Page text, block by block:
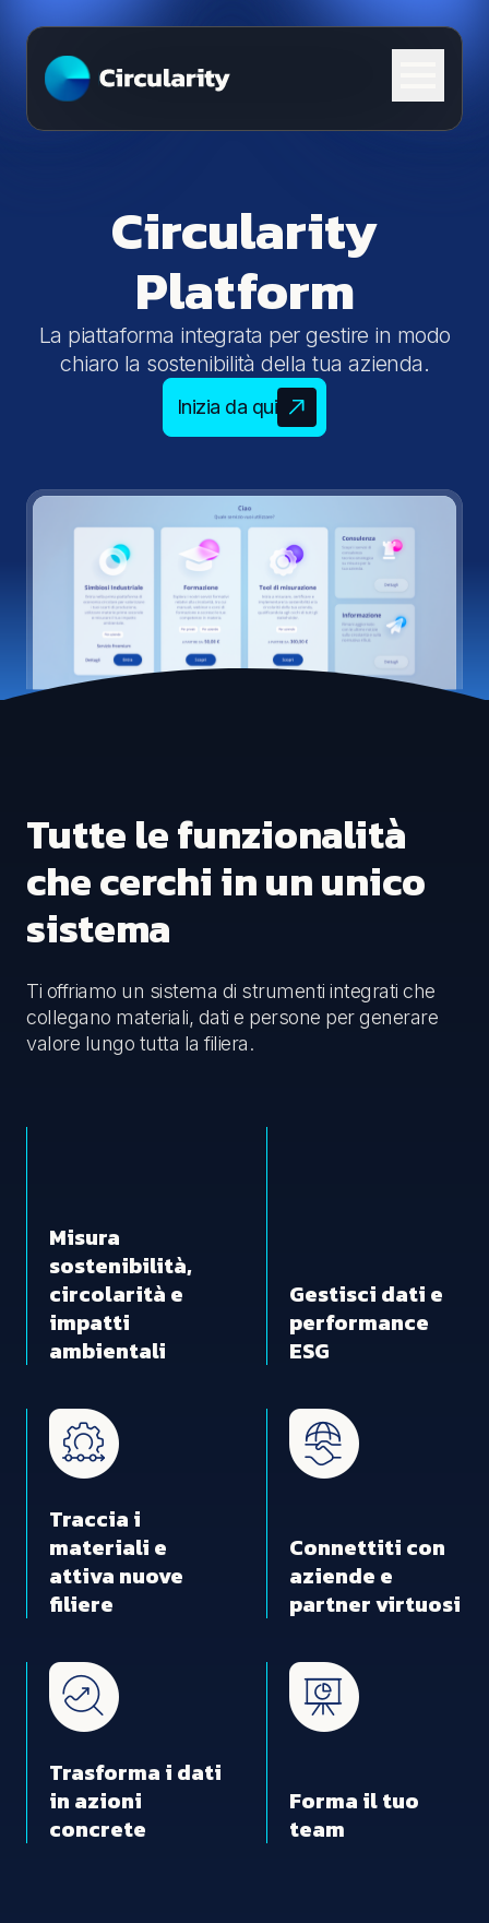
Circularity
Platform
La piattaforma integrata per gestire in modo
chiaro la sostenibilità della tua azienda.
Inizia da qui
Tutte le funzionalità
che cerchi in un unico
sistema
Ti offriamo un sistema di strumenti integrati che
collegano materiali, dati e persone per generare
valore lungo tutta la filiera.
Misura
sostenibilità,
circolarità e
impatti
ambientali
Gestisci dati e
performance
ESG
Traccia i
materiali e
attiva nuove
filiere
Connettiti con
aziende e
partner virtuosi
Trasforma i dati
in azioni
concrete
Forma il tuo
team